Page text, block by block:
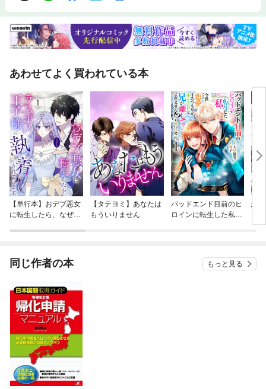
あわせてよく買われている本
【単行本】おデブ悪女
に転生したら、なぜか
【タテヨミ】あなたは
もういりません
バッドエンド目前のヒ
ロインに転生した私、
結
同じ作者の本 もっと見る